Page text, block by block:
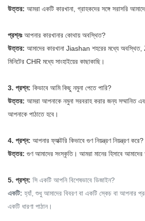
উত্তর: আমরা একটি কারখানা, গ্রাহকদের সঙ্গে সরাসরি
প্রশ্নঃ আপনার কারখানার কোথায় অবস্থিত?
উত্তর: আমাদের কারখানা Jiashan শহরের মধ্যে
মিনিটের CHR মধ্যে সাংহাইয়ের কাছাকাছি।
3. প্রশ্ন: কিভাবে আমি কিছু নমুনা পেতে পারি?
উত্তর: আমরা আপনাকে নমুনা সরবরাহ করার জন্য সম্মানিত
আপনাকে পাঠাতে হবে।
4. প্রশ্ন: আপনার ফ্যাক্টরি কিভাবে গুণ নিয়ন্ত্রণ নিয়ন্ত্রণ করে?
উত্তর: গুণ আমাদের সংস্কৃতি। আমরা মানের হিসাবে
5. প্রশ্ন: সি একটি আপনি বিশেষভাবে ডিজাইন?
একটি: হ্যাঁ, শুধু আমাদের বিবরণ বা একটি স্কেচ বা আপনার
একটি ধারণা পাঠান।